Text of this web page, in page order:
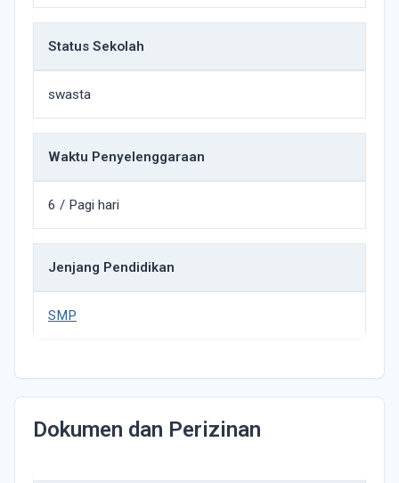
Status Sekolah
swasta
Waktu Penyelenggaraan
6 / Pagi hari
Jenjang Pendidikan
SMP
Dokumen dan Perizinan